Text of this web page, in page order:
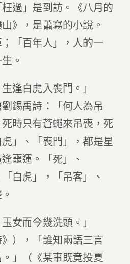
枉過」是到訪。《八月的
》，是蕭寫的小說。
；「百年人」，人的一
。
逢白虎入喪門。」
劉錫禹詩：「何人為吊
時只有蒼蠅來吊喪，死
」、「喪門」，都是星
噩運。「死」、
白虎」，「吊客」、
女而今幾洗頭。」
》），「誰知兩語三言
」（《某事既竟投夏